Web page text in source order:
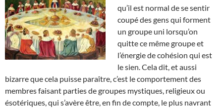
qu’il est normal de se sentir
coupé des gens qui forment
un groupe uni lorsqu’on
quitte ce même groupe et
l’énergie de cohésion qui est
le sien. Cela dit, et aussi
bizarre que cela puisse paraître, c’est le comportement des
membres faisant parties de groupes mystiques, religieux ou
ésotériques, qui s’avère être, en fin de compte, le plus navrant